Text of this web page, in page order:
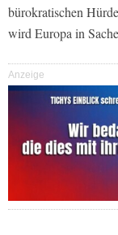
bürokratischen
wird Europa in
Anzeige